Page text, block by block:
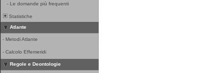
- Le domande più frequenti
Statistiche
Atlante
- Metodi Atlante
- Calcolo Effemeridi
Regole e Deontologie